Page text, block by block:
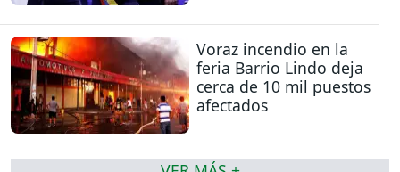
Voraz incendio en la
feria Barrio Lindo deja
cerca de 10 mil puestos
afectados